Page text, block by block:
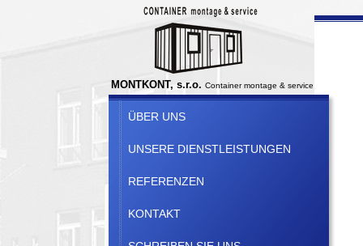
MONTKONT, s.r.o. Container montage & service
ÜBER UNS
UNSERE DIENSTLEISTUNGEN
REFERENZEN
KONTAKT